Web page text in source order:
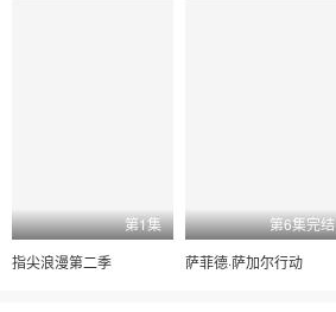
第1集
指尖浪漫第二季
第6集完结
萨菲德·萨加尔行动